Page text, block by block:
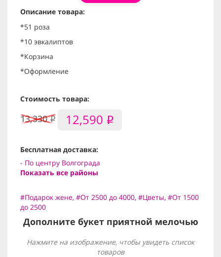
Описание товара:
*51 роза
*10 эвкалиптов
*Корзина
*Оформление
Стоимость товара:
13,330i 12,590 i
Бесплатная доставка:
- По центру Волгограда
Показать все районы
#Подарок жене, #От 2500 до 4000, #Цветы, #От 1500
до 2500
Дополните букет приятной мелочью
Нажмите на изображение, чтобы увидеть список
товаров